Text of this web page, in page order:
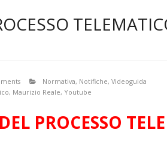
Normativa, Notifiche, Videoguida
, Maurizio Reale, Youtube
PROCESSO